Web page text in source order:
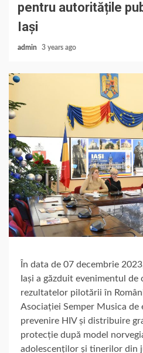
pentru autoritățile
Iași
admin 3 years ago
În data de 07 decembrie
Iași a găzduit evenimentul de
rezultatelor pilotării în
Asociației Semper Musica de
prevenire HIV și distribuire
protecție după model
adolescenților și tinerilor din